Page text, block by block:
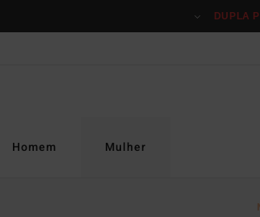
DUPLA
Homem Mulher